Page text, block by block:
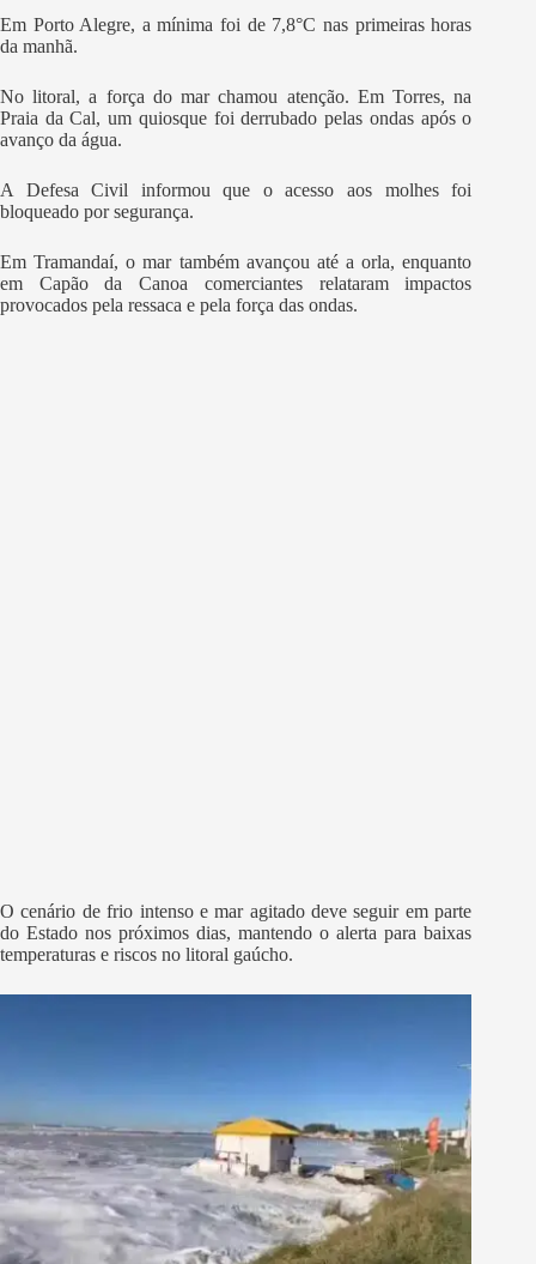
Em Porto Alegre, a mínima foi de 7,8°C nas primeiras horas
da manhã.
No litoral, a força do mar chamou atenção. Em Torres, na
Praia da Cal, um quiosque foi derrubado pelas ondas após o
avanço da água.
A Defesa Civil informou que o acesso aos molhes foi
bloqueado por segurança.
Em Tramandaí, o mar também avançou até a orla, enquanto
em Capão da Canoa comerciantes relataram impactos
provocados pela ressaca e pela força das ondas.
O cenário de frio intenso e mar agitado deve seguir em parte
do Estado nos próximos dias, mantendo o alerta para baixas
temperaturas e riscos no litoral gaúcho.